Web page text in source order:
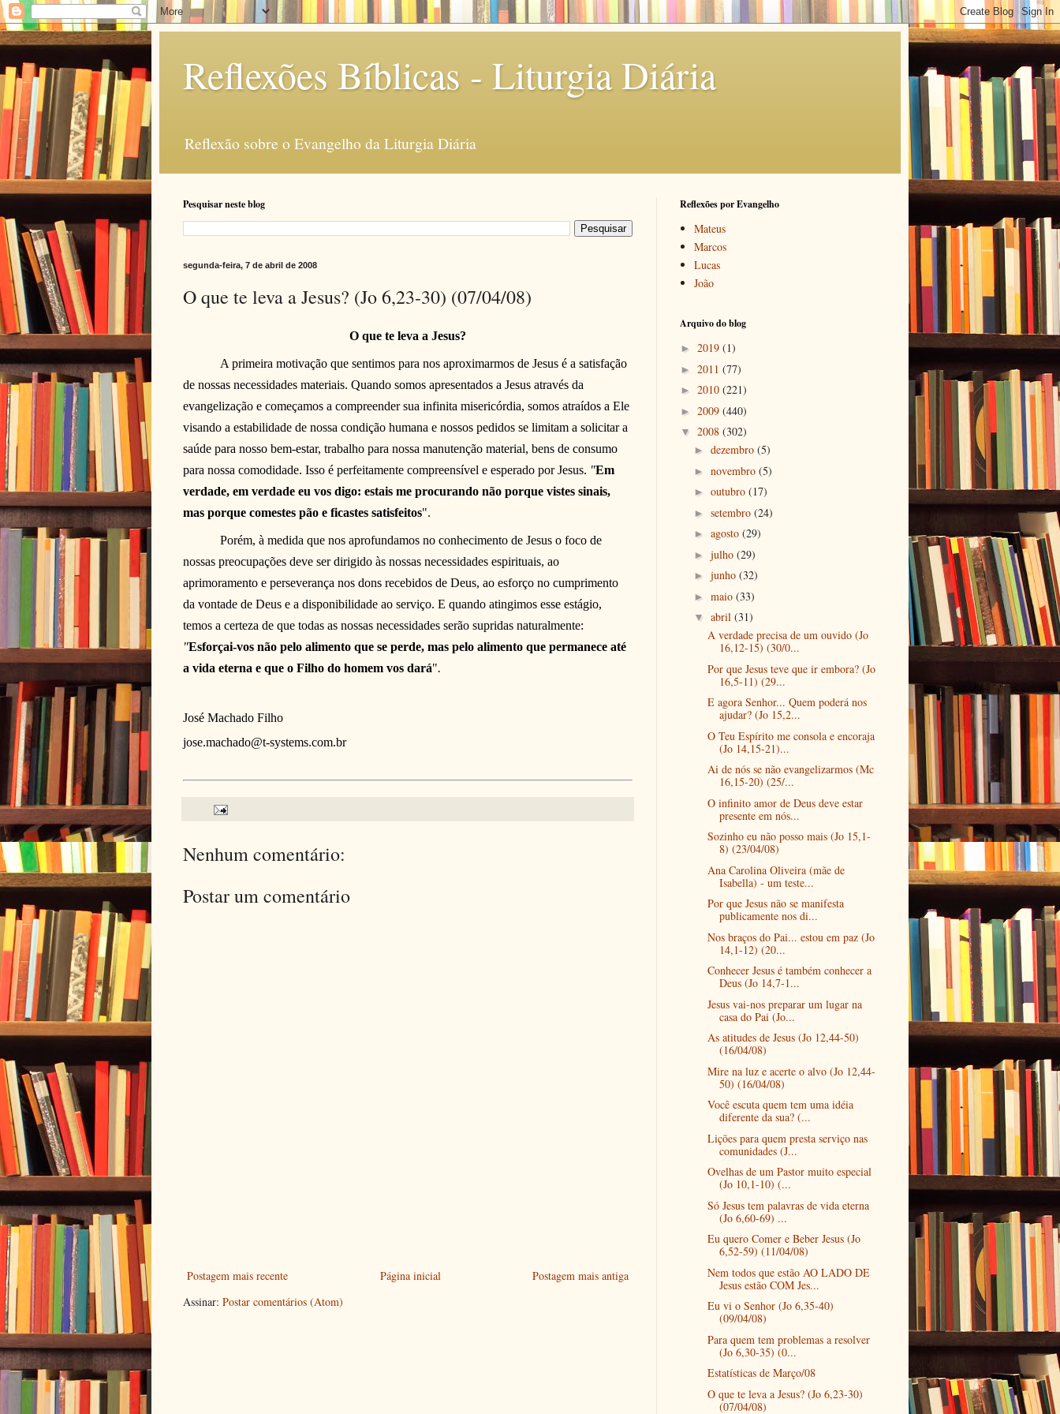
Reflexões Bíblicas - Liturgia Diária
Reflexão sobre o Evangelho da Liturgia Diária
Pesquisar neste blog
segunda-feira, 7 de abril de 2008
O que te leva a Jesus? (Jo 6,23-30) (07/04/08)
O que te leva a Jesus?
A primeira motivação que sentimos para nos aproximarmos de Jesus é a satisfação
de nossas necessidades materiais. Quando somos apresentados a Jesus através da
evangelização e começamos a compreender sua infinita misericórdia, somos atraídos a Ele
visando a estabilidade de nossa condição humana e nossos pedidos se limitam a solicitar a
saúde para nosso bem-estar, trabalho para nossa manutenção material, bens de consumo
para nossa comodidade. Isso é perfeitamente compreensível e esperado por Jesus. "Em
verdade, em verdade eu vos digo: estais me procurando não porque vistes sinais,
mas porque comestes pão e ficastes satisfeitos".
Porém, à medida que nos aprofundamos no conhecimento de Jesus o foco de
nossas preocupações deve ser dirigido às nossas necessidades espirituais, ao
aprimoramento e perseverança nos dons recebidos de Deus, ao esforço no cumprimento
da vontade de Deus e a disponibilidade ao serviço. E quando atingimos esse estágio,
temos a certeza de que todas as nossas necessidades serão supridas naturalmente:
"Esforçai-vos não pelo alimento que se perde, mas pelo alimento que permanece até
a vida eterna e que o Filho do homem vos dará".
José Machado Filho
jose.machado@t-systems.com.br
Nenhum comentário:
Postar um comentário
Postagem mais recente Postagem mais antiga
Página inicial
Assinar: Postar comentários (Atom)
Reflexões por Evangelho
Mateus
Marcos
Lucas
João
Arquivo do blog
► 2019 (1)
► 2011 (77)
► 2010 (221)
► 2009 (440)
▼ 2008 (302)
► dezembro (5)
► novembro (5)
► outubro (17)
► setembro (24)
► agosto (29)
► julho (29)
► junho (32)
► maio (33)
▼ abril (31)
A verdade precisa de um ouvido (Jo
16,12-15) (30/0...
Por que Jesus teve que ir embora? (Jo
16,5-11) (29...
E agora Senhor... Quem poderá nos
ajudar? (Jo 15,2...
O Teu Espírito me consola e encoraja
(Jo 14,15-21)...
Ai de nós se não evangelizarmos (Mc
16,15-20) (25/...
O infinito amor de Deus deve estar
presente em nós...
Sozinho eu não posso mais (Jo 15,1-
8) (23/04/08)
Ana Carolina Oliveira (mãe de
Isabella) - um teste...
Por que Jesus não se manifesta
publicamente nos di...
Nos braços do Pai... estou em paz (Jo
14,1-12) (20...
Conhecer Jesus é também conhecer a
Deus (Jo 14,7-1...
Jesus vai-nos preparar um lugar na
casa do Pai (Jo...
As atitudes de Jesus (Jo 12,44-50)
(16/04/08)
Mire na luz e acerte o alvo (Jo 12,44-
50) (16/04/08)
Você escuta quem tem uma idéia
diferente da sua? (...
Lições para quem presta serviço nas
comunidades (J...
Ovelhas de um Pastor muito especial
(Jo 10,1-10) (...
Só Jesus tem palavras de vida eterna
(Jo 6,60-69) ...
Eu quero Comer e Beber Jesus (Jo
6,52-59) (11/04/08)
Nem todos que estão AO LADO DE
Jesus estão COM Jes...
Eu vi o Senhor (Jo 6,35-40)
(09/04/08)
Para quem tem problemas a resolver
(Jo 6,30-35) (0...
Estatísticas de Março/08
O que te leva a Jesus? (Jo 6,23-30)
(07/04/08)